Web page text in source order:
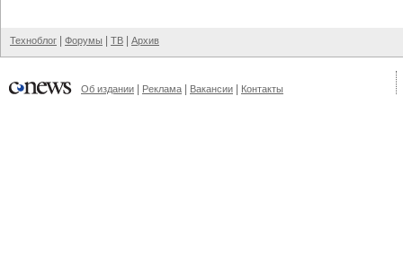
Техноблог Форумы ТВ Архив
Об издании Реклама Вакансии Контакты